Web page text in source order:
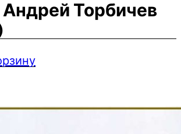
Торбичев